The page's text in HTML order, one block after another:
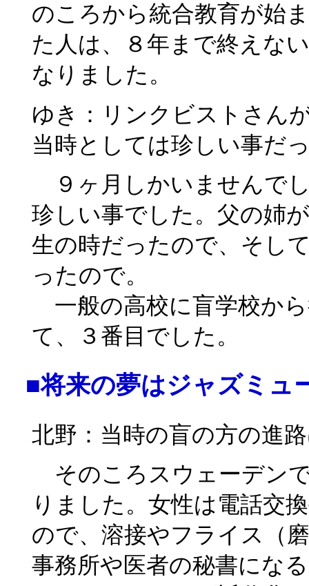
のころから統合教育が始
た人は、８年まで終えな
なりました。
ゆき：リンクビストさん
当時としては珍しい事だ
９ヶ月しかいませんで
珍しい事でした。父の姉
生の時だったので、そし
ったので。
一般の高校に盲学校か
て、３番目でした。
■将来の夢はジャズミュ
北野：当時の盲の方の進
そのころスウェーデン
りました。女性は電話交
ので、溶接やフライス（
事務所や医者の秘書にな